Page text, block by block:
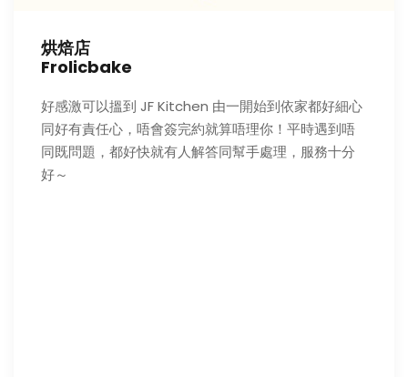
烘焙店
Frolicbake
好感激可以搵到 JF Kitchen 由一開始到依家都好細心
同好有責任心，唔會簽完約就算唔理你！平時遇到唔
同既問題，都好快就有人解答同幫手處理，服務十分
好～